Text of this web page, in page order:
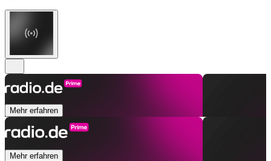
Mehr erfahren
Mehr erfahren